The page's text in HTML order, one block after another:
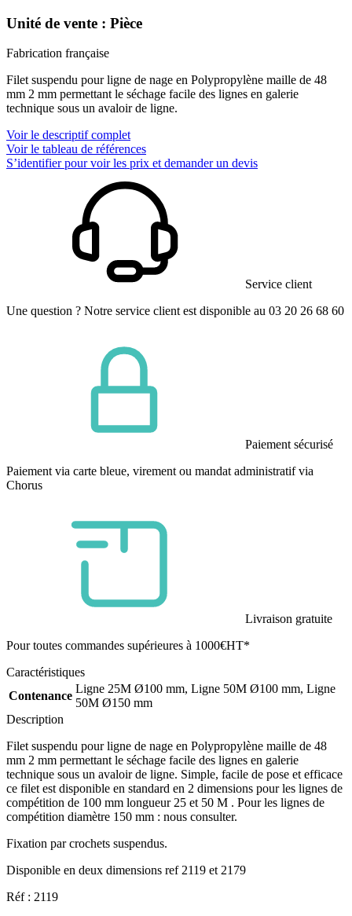
Unité de vente : Pièce
Fabrication française
Filet suspendu pour ligne de nage en Polypropylène maille de 48
mm 2 mm permettant le séchage facile des lignes en galerie
technique sous un avaloir de ligne.
Voir le descriptif complet
Voir le tableau de références
S’identifier pour voir les prix et demander un devis
Service client
Une question ? Notre service client est disponible au 03 20 26 68 60
Paiement sécurisé
Paiement via carte bleue, virement ou mandat administratif via
Chorus
Livraison gratuite
Pour toutes commandes supérieures à 1000€HT*
Caractéristiques
Contenance
Ligne 25M Ø100 mm, Ligne 50M Ø100 mm, Ligne
50M Ø150 mm
Description
Filet suspendu pour ligne de nage en Polypropylène maille de 48
mm 2 mm permettant le séchage facile des lignes en galerie
technique sous un avaloir de ligne. Simple, facile de pose et efficace
ce filet est disponible en standard en 2 dimensions pour les lignes de
compétition de 100 mm longueur 25 et 50 M . Pour les lignes de
compétition diamètre 150 mm : nous consulter.
Fixation par crochets suspendus.
Disponible en deux dimensions ref 2119 et 2179
Réf : 2119